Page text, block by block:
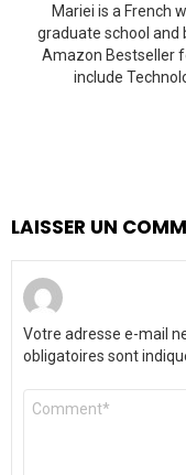
Mariei is a French
graduate school and
Amazon Bestseller
include
LAISSER UN
Votre adresse e-mail
obligatoires sont
Commentaire